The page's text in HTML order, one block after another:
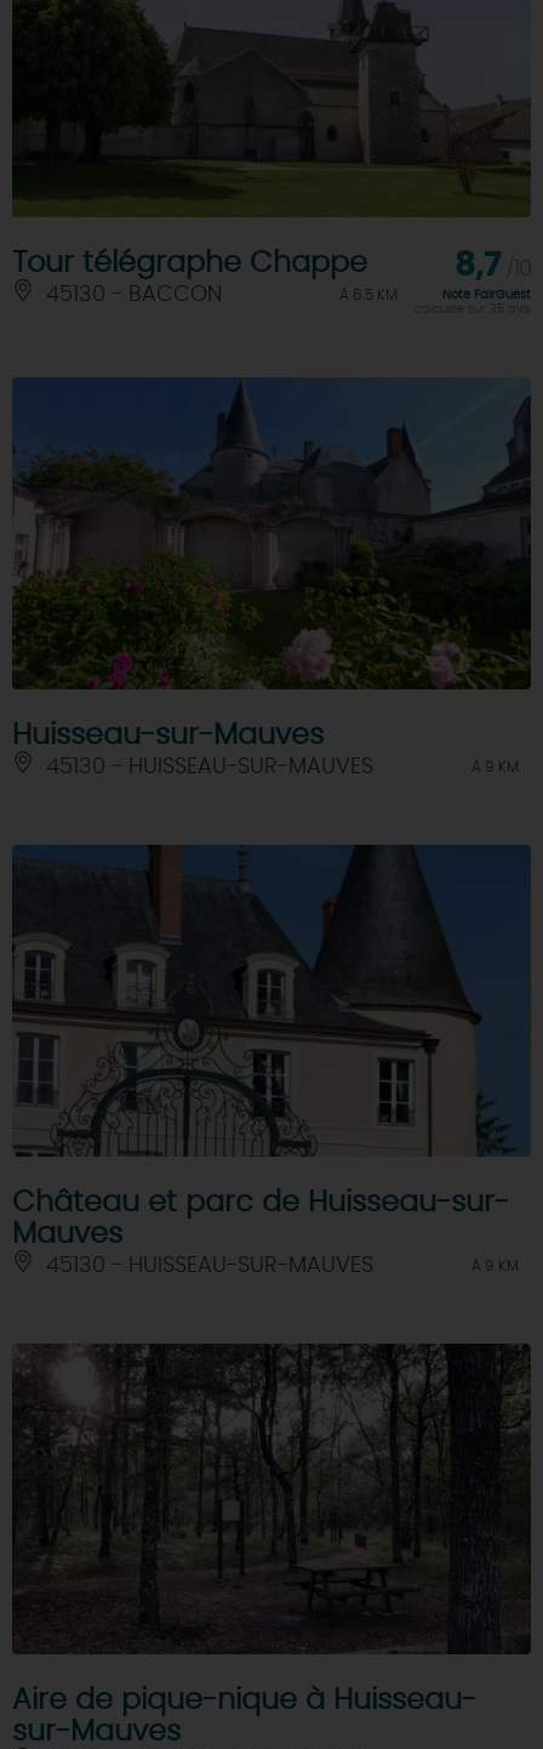
Tour télégraphe Chappe
45130 - BACCON À 6.5 KM
8,7
Note FairGuest
calculée sur 35 avis
Huisseau-sur-Mauves
45130 - HUISSEAU-SUR-MAUVES À 9 KM
Château et parc de Huisseau-sur-
Mauves
45130 - HUISSEAU-SUR-MAUVES À 9 KM
Aire de pique-nique à Huisseau-
sur-Mauves